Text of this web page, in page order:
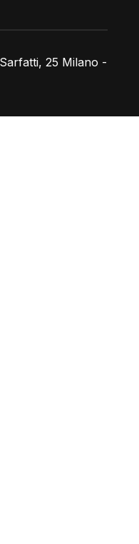
25 Milano -